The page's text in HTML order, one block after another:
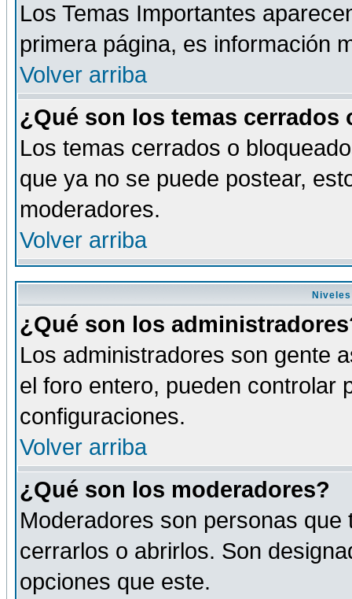
Los Temas Importantes
primera página, es información
Volver arriba
¿Qué son los temas cerrados
Los temas cerrados o
que ya no se puede postear,
moderadores.
Volver arriba
¿Qué son los
Los administradores son gente
el foro entero, pueden controlar
configuraciones.
Volver arriba
¿Qué son los moderadores?
Moderadores son personas
cerrarlos o abrirlos. Son
opciones que este.